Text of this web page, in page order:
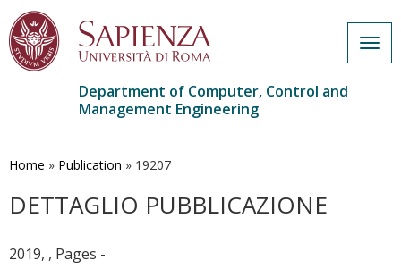
main
Department of Computer, Control and
Management Engineering
Home » Publication » 19207
DETTAGLIO PUBBLICAZIONE
2019, , Pages -